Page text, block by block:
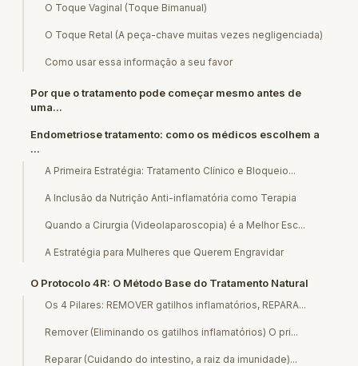
O Toque Vaginal (Toque Bimanual)
O Toque Retal (A peça-chave muitas vezes negligenciada)
Como usar essa informação a seu favor
Por que o tratamento pode começar mesmo antes de
uma...
Endometriose tratamento: como os médicos escolhem a
...
A Primeira Estratégia: Tratamento Clínico e Bloqueio...
A Inclusão da Nutrição Anti-inflamatória como Terapia
Quando a Cirurgia (Videolaparoscopia) é a Melhor Esc...
A Estratégia para Mulheres que Querem Engravidar
O Protocolo 4R: O Método Base do Tratamento Natural
Os 4 Pilares: REMOVER gatilhos inflamatórios, REPARA...
Remover (Eliminando os gatilhos inflamatórios) O pri...
Reparar (Cuidando do intestino, a raiz da imunidade)...